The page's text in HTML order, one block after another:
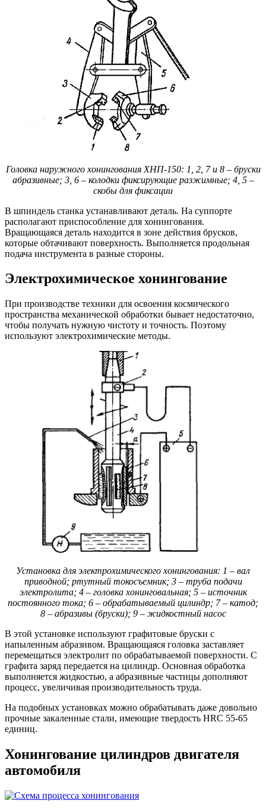
Головка наружного хонингования ХНП-150: 1, 2, 7 и 8 – бруски
абразивные; 3, 6 – колодки фиксирующие разжимные; 4, 5 –
скобы для фиксации
В шпиндель станка устанавливают деталь. На суппорте
располагают приспособление для хонингования.
Вращающаяся деталь находится в зоне действия брусков,
которые обтачивают поверхность. Выполняется продольная
подача инструмента в разные стороны.
Электрохимическое хонингование
При производстве техники для освоения космического
пространства механической обработки бывает недостаточно,
чтобы получать нужную чистоту и точность. Поэтому
используют электрохимические методы.
Установка для электрохимического хонингования: 1 – вал
приводной; ртутный токосъемник; 3 – труба подачи
электролита; 4 – головка хонинговальная; 5 – источник
постоянного тока; 6 – обрабатываемый цилиндр; 7 – катод;
8 – абразивы (бруски); 9 – жидкостный насос
В этой установке используют графитовые бруски с
напыленным абразивом. Вращающаяся головка заставляет
перемещаться электролит по обрабатываемой поверхности. С
графита заряд передается на цилиндр. Основная обработка
выполняется жидкостью, а абразивные частицы дополняют
процесс, увеличивая производительность труда.
На подобных установках можно обрабатывать даже довольно
прочные закаленные стали, имеющие твердость HRC 55-65
единиц.
Хонингование цилиндров двигателя
автомобиля